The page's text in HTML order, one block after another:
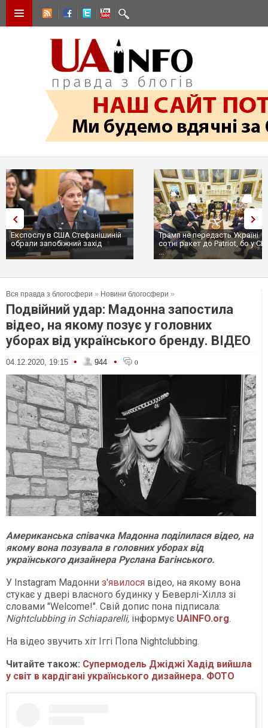
Експослу в США Стефанішиній
обрали запобіжний захід
Трамп не передасть Україні
сотні ракет до Patriot, бо у
...
Вся правда з блогосфери » Новини блогосфери »
Подвійний удар: Мадонна запостила
відео, на якому позує у головних
уборах від українського бренду. ВІДЕО
04.12.2020, 19:15 • 944 • 0
Американська співачка Мадонна поділилася відео, на
якому вона позувала в головних уборах від
українського дизайнера Руслана Багінського.
У Instagram Мадонни з'явилося відео, на якому вона
стукає у двері власного будинку у Беверлі-Хіллз зі
словами "Welcome!". Свій допис пона підписала:
Nightclubbing in Schiaparelli, інформує UAINFO.org.
На відео звучить хіт Іггі Попа Nightclubbing.
Читайте також: Супермодель Джіджі Хадід вийшла
у світ в кардігані українського дизайнера. ФОТО